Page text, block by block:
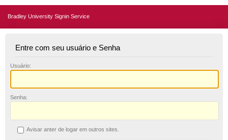
Bradley University Signin Service
Entre com seu usuário e Senha
Usuário:
Senha:
Avisar anter de logar em outros sites.